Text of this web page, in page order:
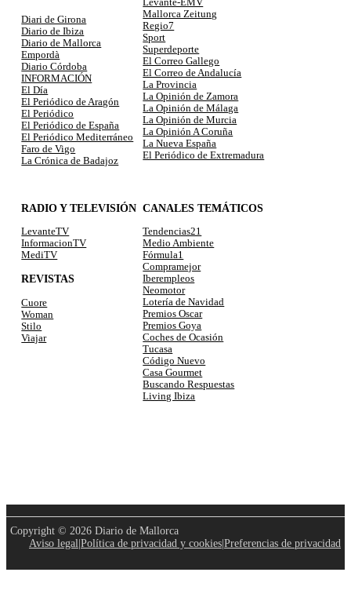
Diari de Girona
Diario de Ibiza
Diario de Mallorca
Empordà
Diario Córdoba
INFORMACIÓN
El Día
El Periódico de Aragón
El Periódico
El Periódico de España
El Periódico Mediterráneo
Faro de Vigo
La Crónica de Badajoz
Levante-EMV
Mallorca Zeitung
Regio7
Sport
Superdeporte
El Correo Gallego
El Correo de Andalucía
La Provincia
La Opinión de Zamora
La Opinión de Málaga
La Opinión de Murcia
La Opinión A Coruña
La Nueva España
El Periódico de Extremadura
RADIO Y TELEVISIÓN
LevanteTV
InformacionTV
MediTV
REVISTAS
Cuore
Woman
Stilo
Viajar
CANALES TEMÁTICOS
Tendencias21
Medio Ambiente
Fórmula1
Compramejor
Iberempleos
Neomotor
Lotería de Navidad
Premios Oscar
Premios Goya
Coches de Ocasión
Tucasa
Código Nuevo
Casa Gourmet
Buscando Respuestas
Living Ibiza
Copyright © 2026 Diario de Mallorca
Aviso legal Política de privacidad y cookies Preferencias de privacidad